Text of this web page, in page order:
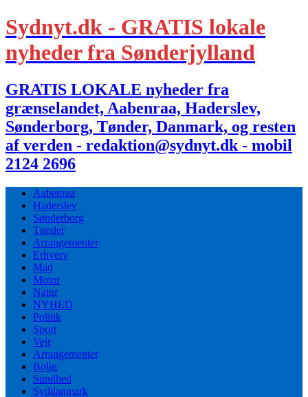
Sydnyt.dk - GRATIS lokale
nyheder fra Sønderjylland
GRATIS LOKALE nyheder fra
grænselandet, Aabenraa, Haderslev,
Sønderborg, Tønder, Danmark, og resten
af verden - redaktion@sydnyt.dk - mobil
2124 2696
Aabenraa
Haderslev
Sønderborg
Tønder
Arrangementer
Erhverv
Mad
Motor
Natur
NYHED
Politik
Sport
Vejr
Arrangementer
Bolig
Sundhed
Syddanmark